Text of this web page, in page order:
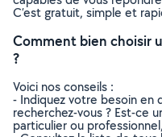
C’est gratuit, simple et
Comment bien choisir
?
Voici nos conseils :
- Indiquez votre besoin en
recherchez-vous ? Est-ce
particulier ou